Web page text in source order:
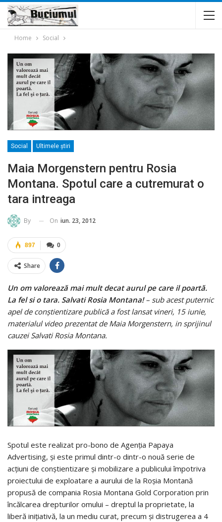
Home Social
Social Ultimele ştiri
Maia Morgenstern pentru Rosia
Montana. Spotul care a cutremurat o
tara intreaga
By On iun. 23, 2012
0
897
Share
Un om valorează mai mult decat aurul pe care il poartă.
La fel si o tara. Salvati Rosia Montana!– sub acest puternic
apel de conştientizare publică a fost lansat vineri, 15 iunie,
materialul video prezentat de Maia Morgenstern, in sprijinul
cauzei Salvati Rosia Montana.
Spotul este realizat pro-bono de Agenţia Papaya
Advertising, şi este primul dintr-o dintr-o nouă serie de
acţiuni de conştientizare şi mobilizare a publicului împotriva
proiectului de exploatare a aurului de la Roşia Montană
propusă de compania Rosia Montana Gold Corporation prin
încălcarea drepturilor omului – dreptul la proprietate, la
liberă iniţiativă, la un mediu curat, precum şi distrugerea a 4